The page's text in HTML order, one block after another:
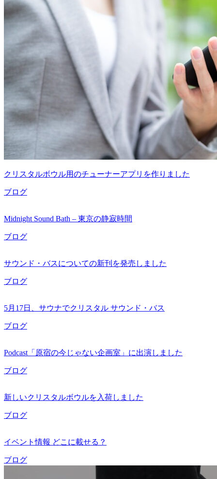
クリスタルボウル用のチューナーアプリを作りました
ブログ
Midnight Sound Bath – 東京の静寂時間
ブログ
サウンド・バスについての新刊を発売しました
ブログ
5月17日、サウナでクリスタル サウンド・バス
ブログ
Podcast「原宿の今じゃない企画室」に出演しました
ブログ
新しいクリスタルボウルを入荷しました
ブログ
イベント情報 どこに載せる？
ブログ